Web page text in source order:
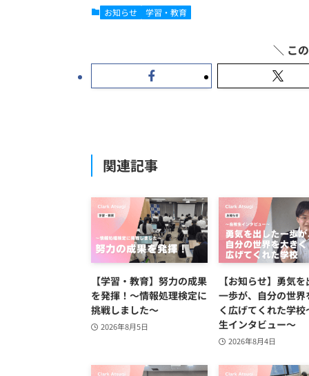
お知らせ 学習・教育
関連記事
【学習・教育】努力の成果
を発揮！〜情報処理検定に
挑戦しました〜
2026年8月5日
【お知らせ】勇気
一歩が、自分の世界
く広げてくれた学校
生インタビュー～
2026年8月4日